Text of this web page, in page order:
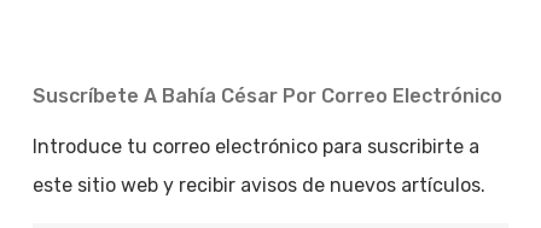
Suscríbete A Bahía César Por Correo Electrónico
Introduce tu correo electrónico para suscribirte a
este sitio web y recibir avisos de nuevos artículos.